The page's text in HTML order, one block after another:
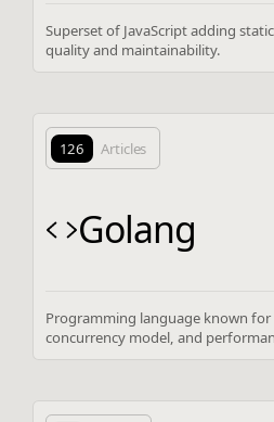
Superset of JavaScript adding
quality and maintainability.
126 Articles
Golang
Programming language known for
concurrency model, and